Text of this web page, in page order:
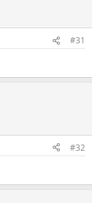
#31
#32